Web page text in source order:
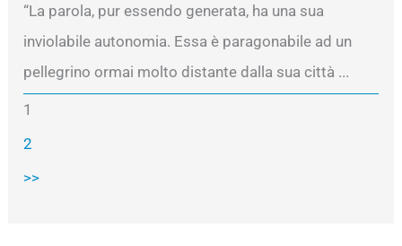
“La parola, pur essendo generata, ha una sua
inviolabile autonomia. Essa è paragonabile ad un
pellegrino ormai molto distante dalla sua città ...
1
2
>>